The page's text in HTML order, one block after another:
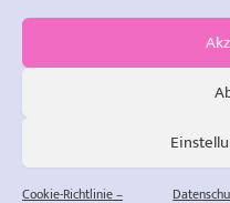
Cookie-Richtlinie –
Du willst Kinder stark
Dann bleibe mit uns in
info@diewompets.de
Copyright © 2026